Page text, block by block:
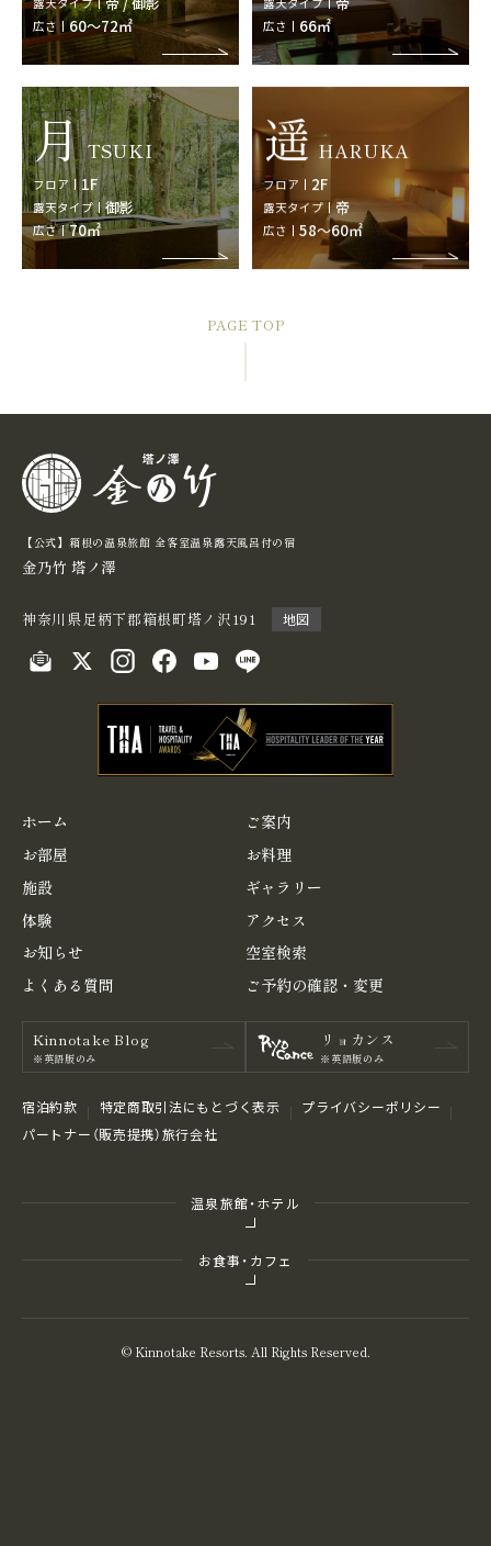
広さ 60～72㎡ 広さ 66㎡
月 TSUKI
フロア 1F
露天タイプ 御影
広さ 70㎡
遥 HARUKA
フロア 2F
露天タイプ 帝
広さ 58～60㎡
PAGE TOP
【公式】箱根の温泉旅館 全客室温泉露天⾵呂付の宿
金乃竹 塔ノ澤
神奈川県足柄下郡箱根町塔ノ沢191 地図
ホーム
ご案内
お部屋
お料理
施設
ギャラリー
体験
アクセス
お知らせ
空室検索
よくある 質問 ご予約の確認・変更
Kinnotake Blog
※英語版のみ
リョカンス
※英語版のみ
宿泊約款 特定商取引法にもとづく表⽰
プライバシーポリシー
パートナー（販売提携）旅行会社
温泉旅館・ホテル
お食事・カフェ
© Kinnotake Resorts. All Rights Reserved.